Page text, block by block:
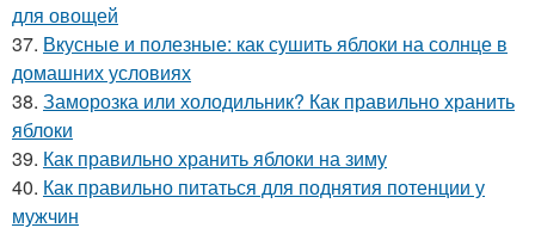
для овощей
37. Вкусные и полезные: как сушить яблоки на солнце в
домашних условиях
38. Заморозка или холодильник? Как правильно хранить
яблоки
39. Как правильно хранить яблоки на зиму
40. Как правильно питаться для поднятия потенции у
мужчин